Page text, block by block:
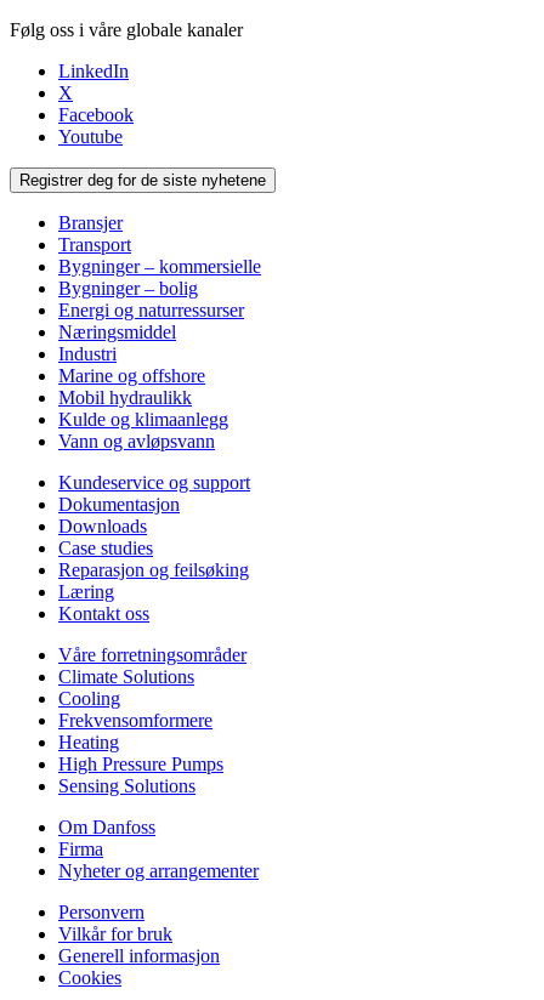
Følg oss i våre globale kanaler
LinkedIn
X
Facebook
Youtube
Registrer deg for de siste nyhetene
Bransjer
Transport
Bygninger – kommersielle
Bygninger – bolig
Energi og naturressurser
Næringsmiddel
Industri
Marine og offshore
Mobil hydraulikk
Kulde og klimaanlegg
Vann og avløpsvann
Kundeservice og support
Dokumentasjon
Downloads
Case studies
Reparasjon og feilsøking
Læring
Kontakt oss
Våre forretningsområder
Climate Solutions
Cooling
Frekvensomformere
Heating
High Pressure Pumps
Sensing Solutions
Om Danfoss
Firma
Nyheter og arrangementer
Personvern
Vilkår for bruk
Generell informasjon
Cookies